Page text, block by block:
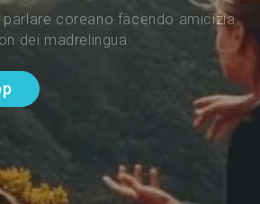
parlare coreano facendo amicizia
dei madrelingua